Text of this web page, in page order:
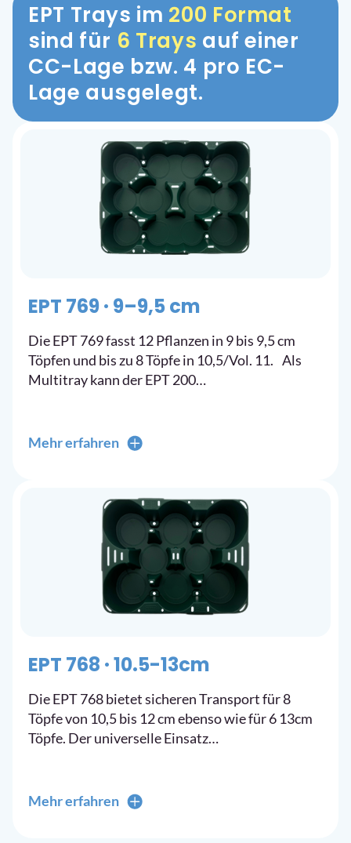
EPT Trays im 200 Format
sind für 6 Trays auf einer
CC-Lage bzw. 4 pro EC-
Lage ausgelegt.
EPT 769 · 9–9,5 cm
Die EPT 769 fasst 12 Pflanzen in 9 bis 9,5 cm
Töpfen und bis zu 8 Töpfe in 10,5/Vol. 11. Als
Multitray kann der EPT 200…
Mehr erfahren
EPT 768 · 10.5-13cm
Die EPT 768 bietet sicheren Transport für 8
Töpfe von 10,5 bis 12 cm ebenso wie für 6 13cm
Töpfe. Der universelle Einsatz…
Mehr erfahren